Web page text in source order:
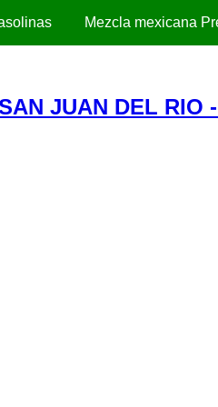
Mezcla mexicana
JUAN DEL RIO